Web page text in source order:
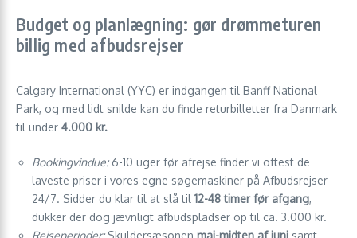
Budget og planlægning: gør drømmeturen
billig med afbudsrejser
Calgary International (YYC) er indgangen til Banff National
Park, og med lidt snilde kan du finde returbilletter fra Danmark
til under 4.000 kr.
Bookingvindue:6-10 uger før afrejse finder vi oftest de
laveste priser i vores egne søgemaskiner på Afbudsrejser
24/7. Sidder du klar til at slå til 12-48 timer før afgang,
dukker der dog jævnligt afbudspladser op til ca. 3.000 kr.
Rejseperioder:Skuldersæsonen maj-midten af juni samt